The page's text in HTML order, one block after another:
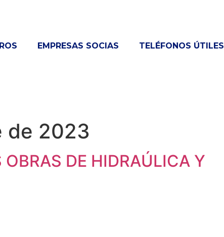
EMPRESAS SOCIAS TELÉFONOS ÚTILES
de 2023
OBRAS DE HIDRAÚLICA Y